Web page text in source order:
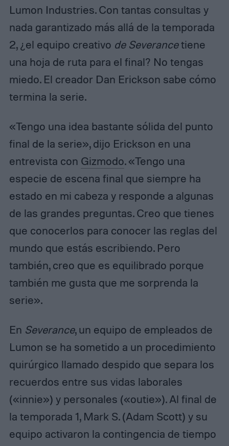
Lumon Industries. Con tantas consultas y
nada garantizado más allá de la temporada
2, ¿el equipo creativo de Severancetiene
una hoja de ruta para el final? No tengas
miedo. El creador Dan Erickson sabe cómo
termina la serie.
«Tengo una idea bastante sólida del punto
final de la serie», dijo Erickson en una
entrevista con Gizmodo. «Tengo una
especie de escena final que siempre ha
estado en mi cabeza y responde a algunas
de las grandes preguntas. Creo que tienes
que conocerlos para conocer las reglas del
mundo que estás escribiendo. Pero
también, creo que es equilibrado porque
también me gusta que me sorprenda la
serie».
En Severance, un equipo de empleados de
Lumon se ha sometido a un procedimiento
quirúrgico llamado despido que separa los
recuerdos entre sus vidas laborales
(«innie») y personales («outie»). Al final de
la temporada 1, Mark S. (Adam Scott) y su
equipo activaron la contingencia de tiempo